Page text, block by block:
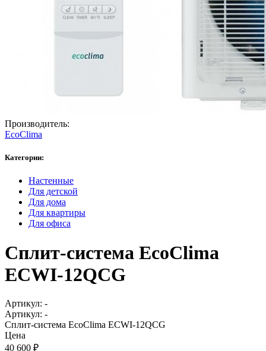
Производитель:
EcoClima
Категории:
Настенные
Для детской
Для дома
Для квартиры
Для офиса
Сплит-система EcoClima
ECWI-12QCG
Артикул: -
Артикул: -
Сплит-система EcoClima ECWI-12QCG
Цена
40 600 ₽